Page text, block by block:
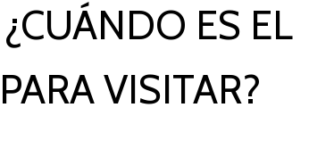
ES EL
VISITAR?